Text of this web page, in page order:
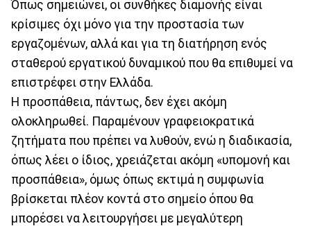
Όπως σημειώνει, οι συνθήκες διαμονής είναι
κρίσιμες όχι μόνο για την προστασία των
εργαζομένων, αλλά και για τη διατήρηση ενός
σταθερού εργατικού δυναμικού που θα επιθυμεί να
επιστρέφει στην Ελλάδα.
Η προσπάθεια, πάντως, δεν έχει ακόμη
ολοκληρωθεί. Παραμένουν γραφειοκρατικά
ζητήματα που πρέπει να λυθούν, ενώ η διαδικασία,
όπως λέει ο ίδιος, χρειάζεται ακόμη «υπομονή και
προσπάθεια», όμως όπως εκτιμά η συμφωνία
βρίσκεται πλέον κοντά στο σημείο όπου θα
μπορέσει να λειτουργήσει με μεγαλύτερη